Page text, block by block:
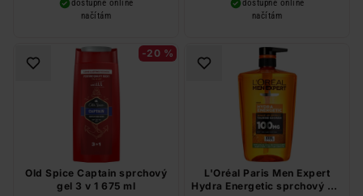
dostupné online
načítám
dostupné online
načítám
-20 %
Old Spice Captain sprchový
gel 3 v 1 675 ml
L'Oréal Paris Men Expert
Hydra Energetic sprchový gel